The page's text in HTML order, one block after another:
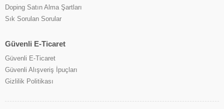
Doping Satın Alma Şartları
Sık Sorulan Sorular
Güvenli E-Ticaret
Güvenli E-Ticaret
Güvenli Alışveriş İpuçları
Gizlilik Politikası